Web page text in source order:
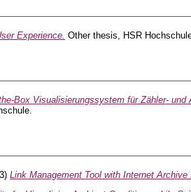
Experience. Other thesis, HSR
Box Visualisierungssystem für Zähler-
Link Management Tool with Internet Archive